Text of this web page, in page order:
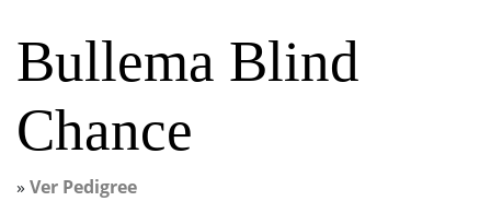
Bullema Blind
Chance
» Ver Pedigree